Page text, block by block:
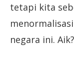
tetapi kita
negara ini.